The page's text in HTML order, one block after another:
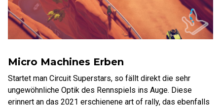
Micro Machines Erben
Startet man Circuit Superstars, so fällt direkt die sehr
ungewöhnliche Optik des Rennspiels ins Auge. Diese
erinnert an das 2021 erschienene art of rally, das ebenfalls